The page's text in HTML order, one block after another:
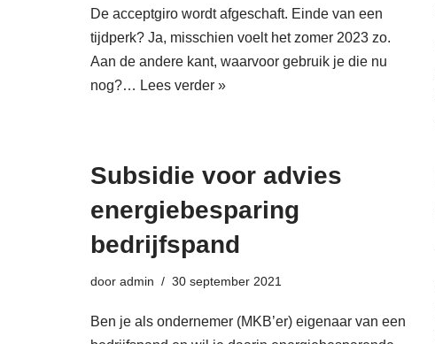
De acceptgiro wordt afgeschaft. Einde van een
tijdperk? Ja, misschien voelt het zomer 2023 zo.
Aan de andere kant, waarvoor gebruik je die nu
nog?… Lees verder »
Subsidie voor advies
energiebesparing
bedrijfspand
door admin 30 september 2021
Ben je als ondernemer (MKB’er) eigenaar van een